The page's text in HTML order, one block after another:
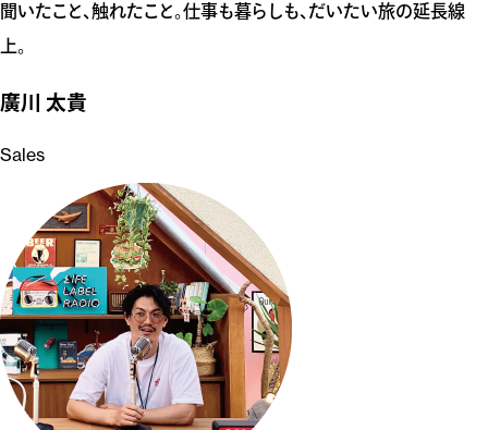
聞いたこと、触れたこと。仕事も暮らしも、だいたい旅の延長線
上。
廣川 太貴
Sales